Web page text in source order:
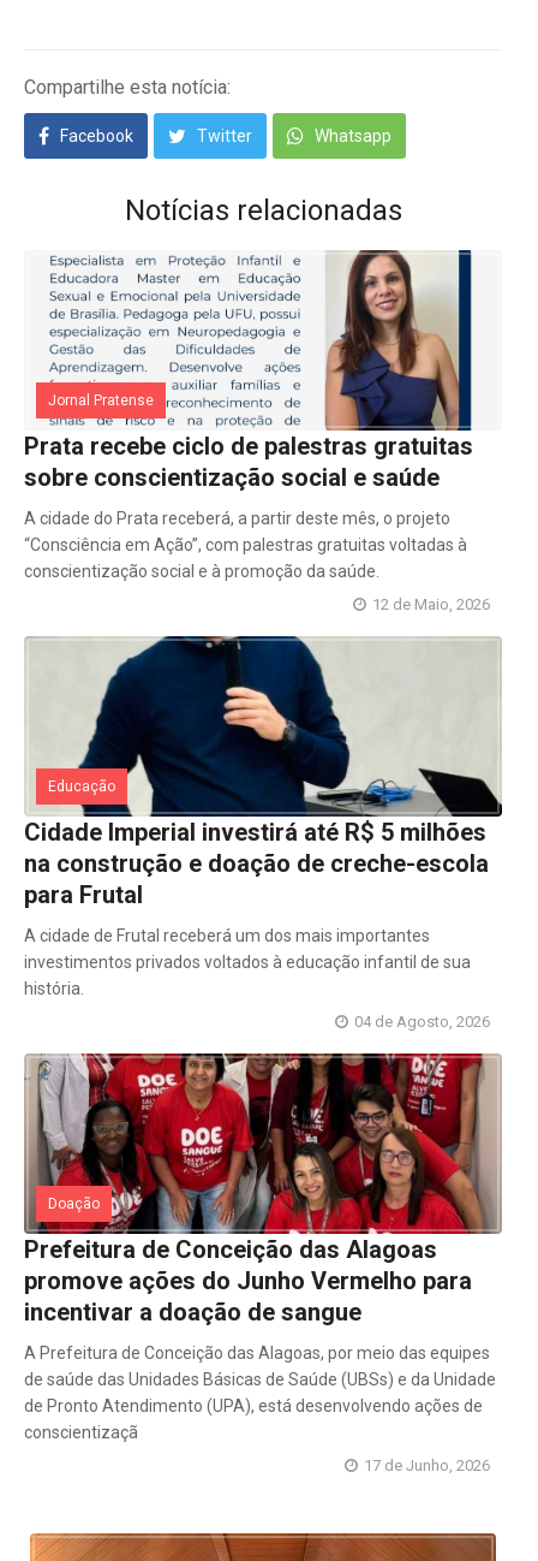
Compartilhe esta notícia:
Facebook Twitter Whatsapp
Notícias relacionadas
Jornal Pratense
Prata recebe ciclo de palestras gratuitas
sobre conscientização social e saúde
A cidade do Prata receberá, a partir deste mês, o projeto
“Consciência em Ação”, com palestras gratuitas voltadas à
conscientização social e à promoção da saúde.
12 de Maio, 2026
Educação
Cidade Imperial investirá até R$ 5 milhões
na construção e doação de creche-escola
para Frutal
A cidade de Frutal receberá um dos mais importantes
investimentos privados voltados à educação infantil de sua
história.
04 de Agosto, 2026
Doação
Prefeitura de Conceição das Alagoas
promove ações do Junho Vermelho para
incentivar a doação de sangue
A Prefeitura de Conceição das Alagoas, por meio das equipes
de saúde das Unidades Básicas de Saúde (UBSs) e da Unidade
de Pronto Atendimento (UPA), está desenvolvendo ações de
conscientizaçã
17 de Junho, 2026